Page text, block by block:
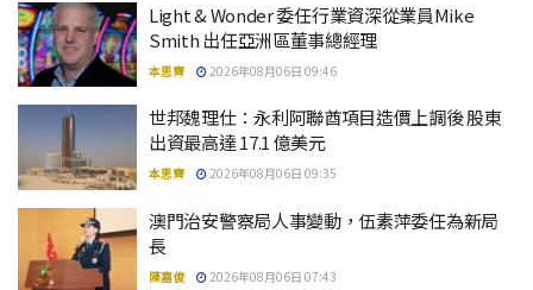
Light & Wonder 委任行業資深從業員Mike
Smith 出任亞洲區董事總經理
本思齊 2026年08月06日 09:46
世邦魏理仕：永利阿聯酋項目造價上調後 股東
出資最高達 17.1 億美元
本思齊 2026年08月06日 09:35
澳門治安警察局人事變動，伍素萍委任為新局
長
陳嘉俊 2026年08月06日 07:43